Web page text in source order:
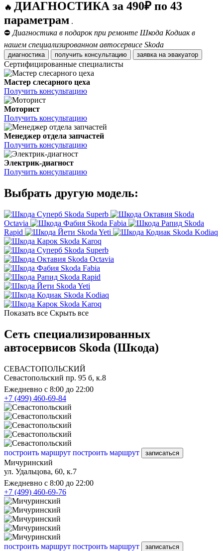
🔥 ДИАГНОСТИКА за 490₽ по 43
параметрам .
⛔ Диагностика в подарок при ремонте Шкода Кодиак в
нашем специализированном автосервисе Skoda
диагностика получить консультацию заявка на эвакуатор
Сертифицированные специалисты
Мастер слесарного цеха
Получить консультацию
Моторист
Получить консультацию
Менеджер отдела запчастей
Получить консультацию
Электрик-диагност
Получить консультацию
Выбрать другую модель:
Skoda Superb
Skoda
Octavia
Skoda Fabia
Skoda
Rapid
Skoda Yeti
Skoda Kodiaq
Skoda Karoq
Skoda Superb
Skoda Octavia
Skoda Fabia
Skoda Rapid
Skoda Yeti
Skoda Kodiaq
Skoda Karoq
Показать все Скрыть все
Сеть специализированных
автосервисов Skoda (Шкода)
СЕВАСТОПОЛЬСКИЙ
Севастопольский пр. 95 б, к.8
Ежедневно с 8:00 до 22:00
+7 (499) 460-69-84
построить маршрут построить маршрут записаться
Мичуринский
ул. Удальцова, 60, к.7
Ежедневно с 8:00 до 22:00
+7 (499) 460-69-76
построить маршрут построить маршрут записаться